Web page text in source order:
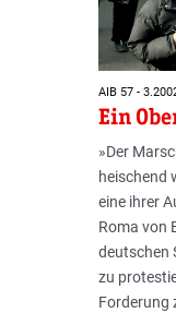
AIB 57 -
Ein
»Der
heischend
eine ihrer
Roma von
deutschen
zu
Forderung